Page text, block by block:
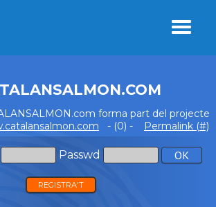
forma part del projecte
- (0) - Permalink (#)
Passwd
REGISTRA'T